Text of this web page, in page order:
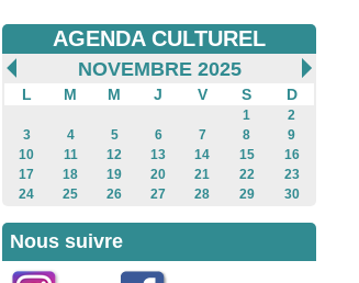
AGENDA CULTUREL
NOVEMBRE 2025
L M M J V S D
1
2
3
4 5 6 7 8
9
10
11 12 13 14 15
16
17
18 19 20 21 22
23
24
25 26 27 28 29 30
Nous suivre